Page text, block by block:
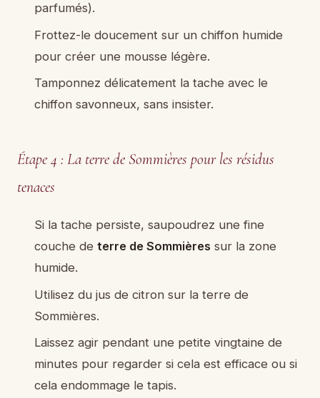
parfumés).
Frottez-le doucement sur un chiffon humide
pour créer une mousse légère.
Tamponnez délicatement la tache avec le
chiffon savonneux, sans insister.
Étape 4 : La terre de Sommières pour les résidus
tenaces
Si la tache persiste, saupoudrez une fine
couche de terre de Sommières sur la zone
humide.
Utilisez du jus de citron sur la terre de
Sommières.
Laissez agir pendant une petite vingtaine de
minutes pour regarder si cela est efficace ou si
cela endommage le tapis.